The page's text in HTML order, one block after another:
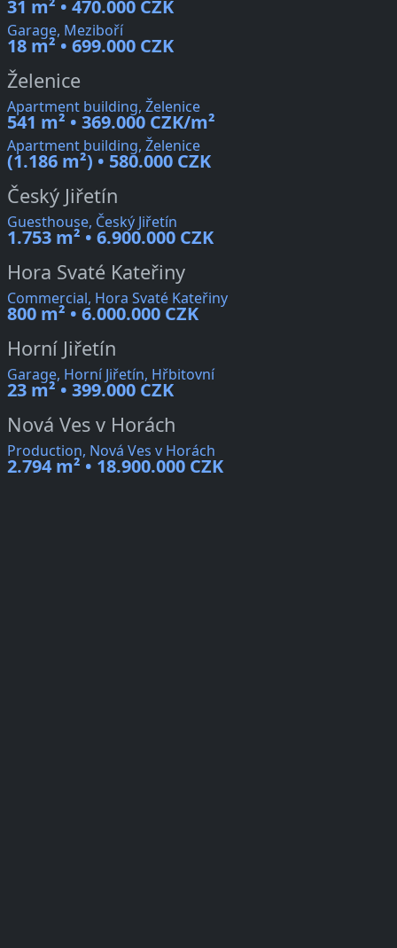
31 m² • 470.000 CZK
Garage, Meziboří
18 m² • 699.000 CZK
Želenice
Apartment building, Želenice
541 m² • 369.000 CZK/m²
Apartment building, Želenice
(1.186 m²) • 580.000 CZK
Český Jiřetín
Guesthouse, Český Jiřetín
1.753 m² • 6.900.000 CZK
Hora Svaté Kateřiny
Commercial, Hora Svaté Kateřiny
800 m² • 6.000.000 CZK
Horní Jiřetín
Garage, Horní Jiřetín, Hřbitovní
23 m² • 399.000 CZK
Nová Ves v Horách
Production, Nová Ves v Horách
2.794 m² • 18.900.000 CZK